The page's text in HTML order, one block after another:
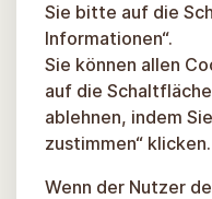
Sie bitte auf die
Informationen“.
Sie können allen
auf die
ablehnen, indem
zustimmen“ klicken.
Wenn der Nutzer